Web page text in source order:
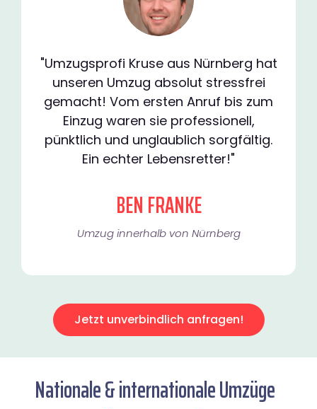
"Umzugsprofi Kruse aus Nürnberg hat
unseren Umzug absolut stressfrei
gemacht! Vom ersten Anruf bis zum
Einzug waren sie professionell,
pünktlich und unglaublich sorgfältig.
Ein echter Lebensretter!"
BEN FRANKE
Umzug innerhalb von Nürnberg​
Jetzt unverbindlich anfragen!
Nationale & internationale Umzüge